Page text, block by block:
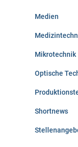
Medien
Mikrotechnik
Optische
Shortnews